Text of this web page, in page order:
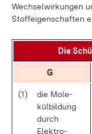
Wech­sel­wir­kun­gen
Stof­f­ei­gen­schaf­ten
Die
G
(1)
die Mo­le­
kül­bil­dung
durch
Elek­tro­